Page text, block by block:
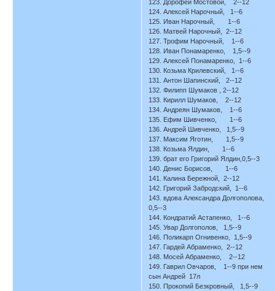
123. Дорофей Мостовой, 2--12
124. Алексей Нарочный, 1--6
125. Иван Нарочный, 1--6
126. Матвей Нарочный, 2--12
127. Трофим Нарочный, 1--6
128. Иван Понамаренко, 1,5--9
129. Алексей Понамаренко, 1--6
130. Козьма Крилевский, 1--6
131. Антон Шапинский, 2--12
132. Филипп Шумаков , 2--12
133. Кирилл Шумаков, 2--12
134. Андреян Шумаков, 1--6
135. Ефим Шивченко, 1--6
136. Андрей Шивченко, 1,5--9
137. Максим Яготин, 1,5--9
138. Козьма Ялдин, 1--6
139. брат его Григорий Ялдин,0,5--3
140. Денис Борисов, 1--6
141. Калина Бережной, 2--12
142. Григорий Забродский, 1--6
143. вдова Александра Долгополова,
0,5--3
144. Кондратий Астапенко, 1--6
145. Увар Долгополов, 1,5--9
146. Поликарп Огнивенко, 1,5--9
147. Гардей Абраменко, 2--12
148. Мосей Абраменко, 2--12
149. Гаврил Овчаров, 1--9 при нем
сын Андрей 17л
150. Прокопий Безкровный, 1,5--9